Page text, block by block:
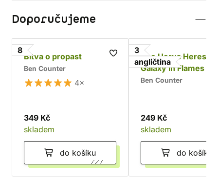
Doporučujeme
8
Bitva o propast
Ben Counter
4×
349 Kč
skladem
do košíku
3
angličtina
The Horus Heresy:
Galaxy in Flames
Ben Counter
249 Kč
skladem
do košíku